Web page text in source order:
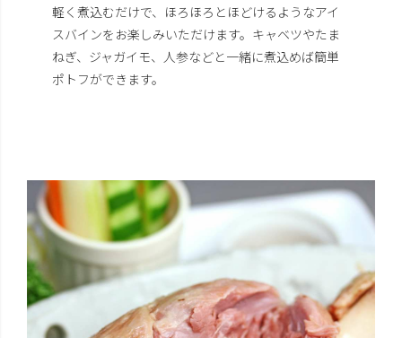
軽く煮込むだけで、ほろほろとほどけるようなアイ
スバインをお楽しみいただけます。キャベツやたま
ねぎ、ジャガイモ、人参などと一緒に煮込めば簡単
ポトフができます。